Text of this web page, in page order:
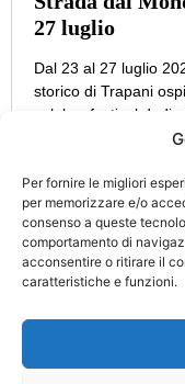
Per fornire le migliori
per memorizzare e/o
consenso a queste
comportamento di
acconsentire o ritirare il
caratteristiche e funzioni.
27 luglio
Dal 23 al 27 luglio
storico di Trapani
celebre festival